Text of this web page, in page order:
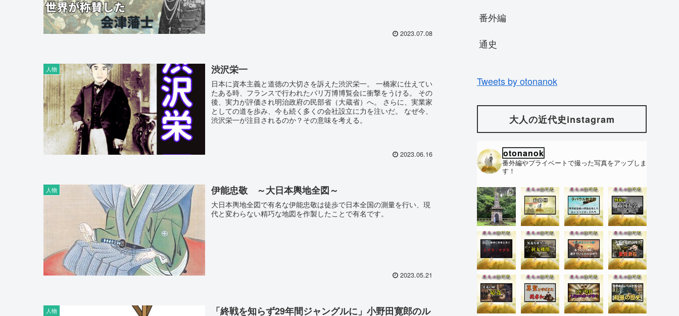
2023.07.08
人物 渋沢栄一
日本に資本主義と道徳の大切さを訴えた渋沢栄一。 一橋家に仕えてい
たある時、フランスで行われたパリ万博博覧会に衝撃をうける。 その
後、実力が評価され明治政府の民部省（大蔵省）へ。 さらに、実業家
としての道を歩み、今も続く多くの会社設立に力を注いだ。 なぜ今、
渋沢栄一が注目されるのか？その意味を考える。
2023.06.16
人物 伊能忠敬 ～大日本輿地全図～
大日本輿地全図で有名な伊能忠敬は徒歩で日本全国の測量を行い、現
代と変わらない精巧な地図を作製したことで有名です。
2023.05.21
人物
「終戦を知らず29年間ジャングルに」小野田寛郎のル
番外編
通史
Tweets by otonanok
大人の近代史instagram
otonanok
番外編やプライベートで撮った写真をアップしま
す！